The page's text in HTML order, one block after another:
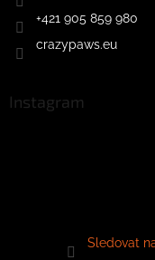
+421 905 859 980
crazypaws.eu
Instagram
Sledovat